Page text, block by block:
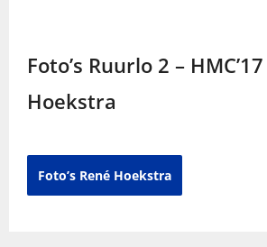
Foto’s Ruurlo 2 –
Hoekstra
Foto’s René Hoekstra